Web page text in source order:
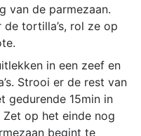
van de parmezaan.
tortilla’s, rol ze op
in een zeef en
Strooi er de rest van
gedurende 15min in
op het einde nog
begint te